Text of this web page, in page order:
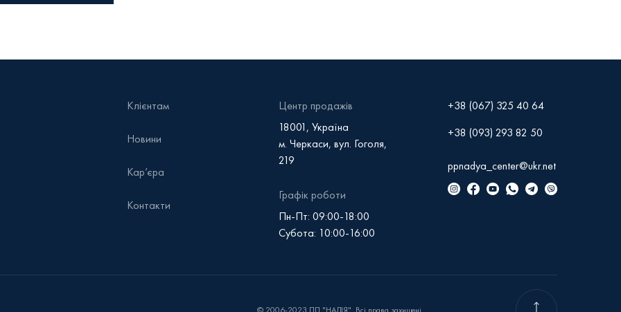
Клієнтам
Новини
Кар’єра
Контакти
Центр продажів
18001, Україна
м. Черкаси, вул. Гоголя,
219
Графік роботи
Пн-Пт: 09:00-18:00
Субота: 10:00-16:00
+38 (067) 325 40 64
+38 (093) 293 82 50
ppnadya_center@ukr.net